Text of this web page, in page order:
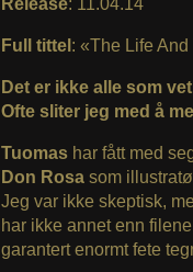
Full tittel : «The Life
Det er ikke alle som
Ofte sliter jeg med å
Tuomas har fått med
Don Rosasom
Jeg var ikke skeptisk,
har ikke annet enn
garantert enormt fete